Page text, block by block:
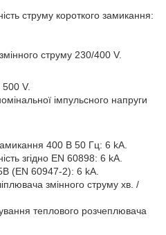
струму короткого замикання:
струму 230/400 V.
500 V.
імпульсного напруги
400 В 50 Гц: 6 kA.
згідно EN 60898: 6 kA.
(EN 60947-2): 6 kA.
змінного струму хв. /
теплового розчеплювача